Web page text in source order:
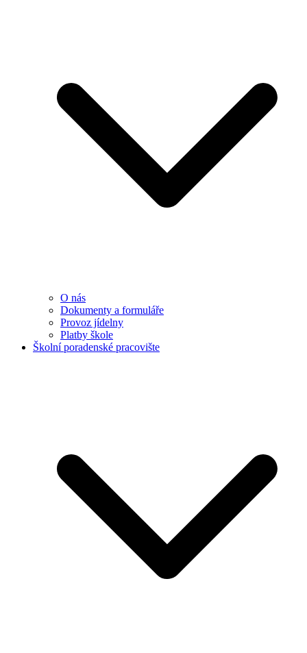
O nás
Dokumenty a formuláře
Provoz jídelny
Platby škole
Školní poradenské pracovište